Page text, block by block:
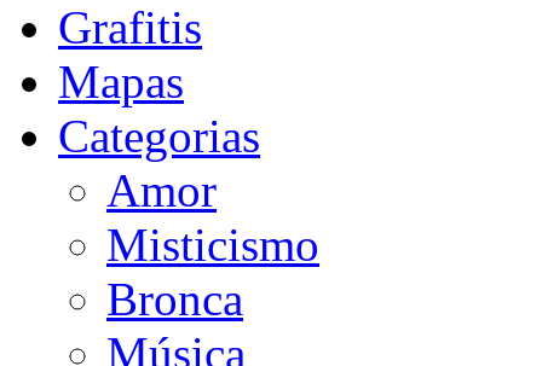
Grafitis
Mapas
Categorias
Amor
Misticismo
Bronca
Música